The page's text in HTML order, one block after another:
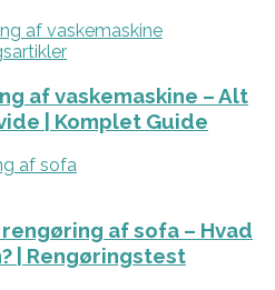
af vaskemaskine – Alt
| Komplet Guide
rengøring af sofa – Hvad
| Rengøringstest